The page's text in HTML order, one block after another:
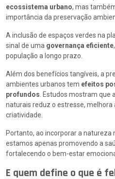
ecossistema urbano, mas
importância da preservação
A inclusão de espaços verdes na
sinal de uma governança eficiente
população a longo prazo.
Além dos benefícios tangíveis, a
ambientes urbanos tem efeitos
profundos . Estudos mostram
naturais reduz o estresse,
criatividade.
Portanto, ao incorporar a
estamos apenas promovendo a
fortalecendo o bem-estar
E quem define o que é